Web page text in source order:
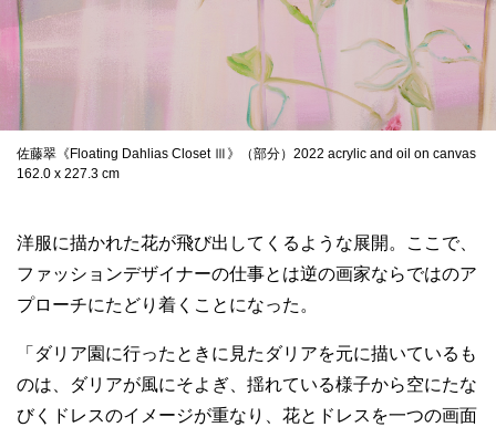
佐藤翠《Floating Dahlias Closet Ⅲ》（部分）2022 acrylic and oil on canvas
162.0 x 227.3 cm
洋服に描かれた花が飛び出してくるような展開。ここで、
ファッションデザイナーの仕事とは逆の画家ならではのア
プローチにたどり着くことになった。
「ダリア園に行ったときに見たダリアを元に描いているも
のは、ダリアが風にそよぎ、揺れている様子から空にたな
びくドレスのイメージが重なり、花とドレスを一つの画面